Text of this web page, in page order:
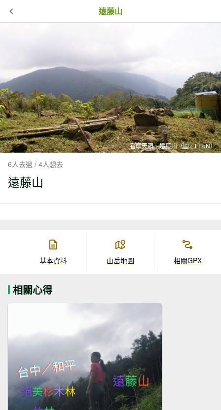
遠藤山
看摩天嶺、遠藤山（圖／LEoN）
6人去過 / 4人想去
遠藤山
基本資料 山岳地圖 相關GPX
相關心得